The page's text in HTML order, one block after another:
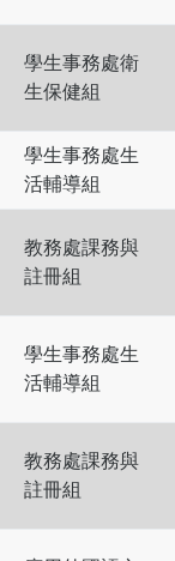
學生事務處衛
生保健組
學生事務處生
活輔導組
教務處課務與
註冊組
學生事務處生
活輔導組
教務處課務與
註冊組